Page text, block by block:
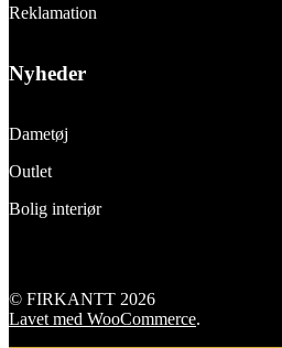
Reklamation
Nyheder
Dametøj
Outlet
Bolig interiør
© FIRKANTT 2026
Lavet med WooCommerce.